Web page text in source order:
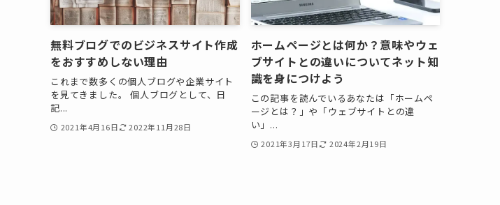
無料ブログでのビジネスサイト作成
をおすすめしない理由
これまで数多くの個人ブログや企業サイト
を見てきました。 個人ブログとして、日
記...
2021年4月16日 2022年11月28日
ホームページとは何か？意味やウェ
ブサイトとの違いについてネット知
識を身につけよう
この記事を読んでいるあなたは「ホームペ
ージとは？」や「ウェブサイトとの違
い」...
2021年3月17日 2024年2月19日